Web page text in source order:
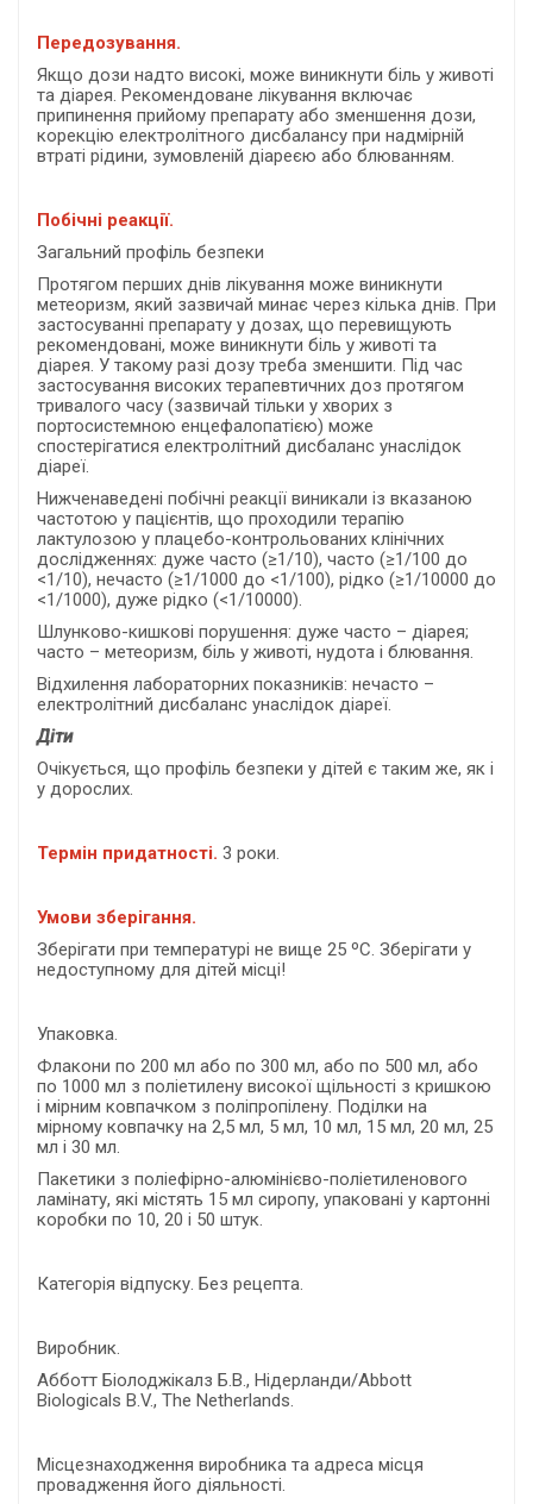
Передозування.
Якщо дози надто високі, може виникнути біль у животі
та діарея. Рекомендоване лікування включає
припинення прийому препарату або зменшення дози,
корекцію електролітного дисбалансу при надмірній
втраті рідини, зумовленій діареєю або блюванням.
Побічні реакції.
Загальний профіль безпеки
Протягом перших днів лікування може виникнути
метеоризм, який зазвичай минає через кілька днів. При
застосуванні препарату у дозах, що перевищують
рекомендовані, може виникнути біль у животі та
діарея. У такому разі дозу треба зменшити. Під час
застосування високих терапевтичних доз протягом
тривалого часу (зазвичай тільки у хворих з
портосистемною енцефалопатією) може
спостерігатися електролітний дисбаланс унаслідок
діареї.
Нижченаведені побічні реакції виникали із вказаною
частотою у пацієнтів, що проходили терапію
лактулозою у плацебо-контрольованих клінічних
дослідженнях: дуже часто (≥1/10), часто (≥1/100 до
<1/10), нечасто (≥1/1000 до <1/100), рідко (≥1/10000 до
<1/1000), дуже рідко (<1/10000).
Шлунково-кишкові порушення: дуже часто – діарея;
часто – метеоризм, біль у животі, нудота і блювання.
Відхилення лабораторних показників: нечасто –
електролітний дисбаланс унаслідок діареї.
Діти
Очікується, що профіль безпеки у дітей є таким же, як і
у дорослих.
Термін придатності. 3 роки.
Умови зберігання.
Зберігати при температурі не вище 25 ºС. Зберігати у
недоступному для дітей місці!
Упаковка.
Флакони по 200 мл або по 300 мл, або по 500 мл, або
по 1000 мл з поліетилену високої щільності з кришкою
і мірним ковпачком з поліпропілену. Поділки на
мірному ковпачку на 2,5 мл, 5 мл, 10 мл, 15 мл, 20 мл, 25
мл і 30 мл.
Пакетики з поліефірно-алюмінієво-поліетиленового
ламінату, які містять 15 мл сиропу, упаковані у картонні
коробки по 10, 20 і 50 штук.
Категорія відпуску. Без рецепта.
Виробник.
Абботт Біолоджікалз Б.В., Нідерланди/Abbott
Biologicals B.V., The Netherlands.
Місцезнаходження виробника та адреса місця
провадження його діяльності.